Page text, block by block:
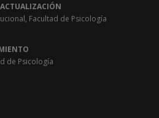
Facultad de Psicología
de Psicología